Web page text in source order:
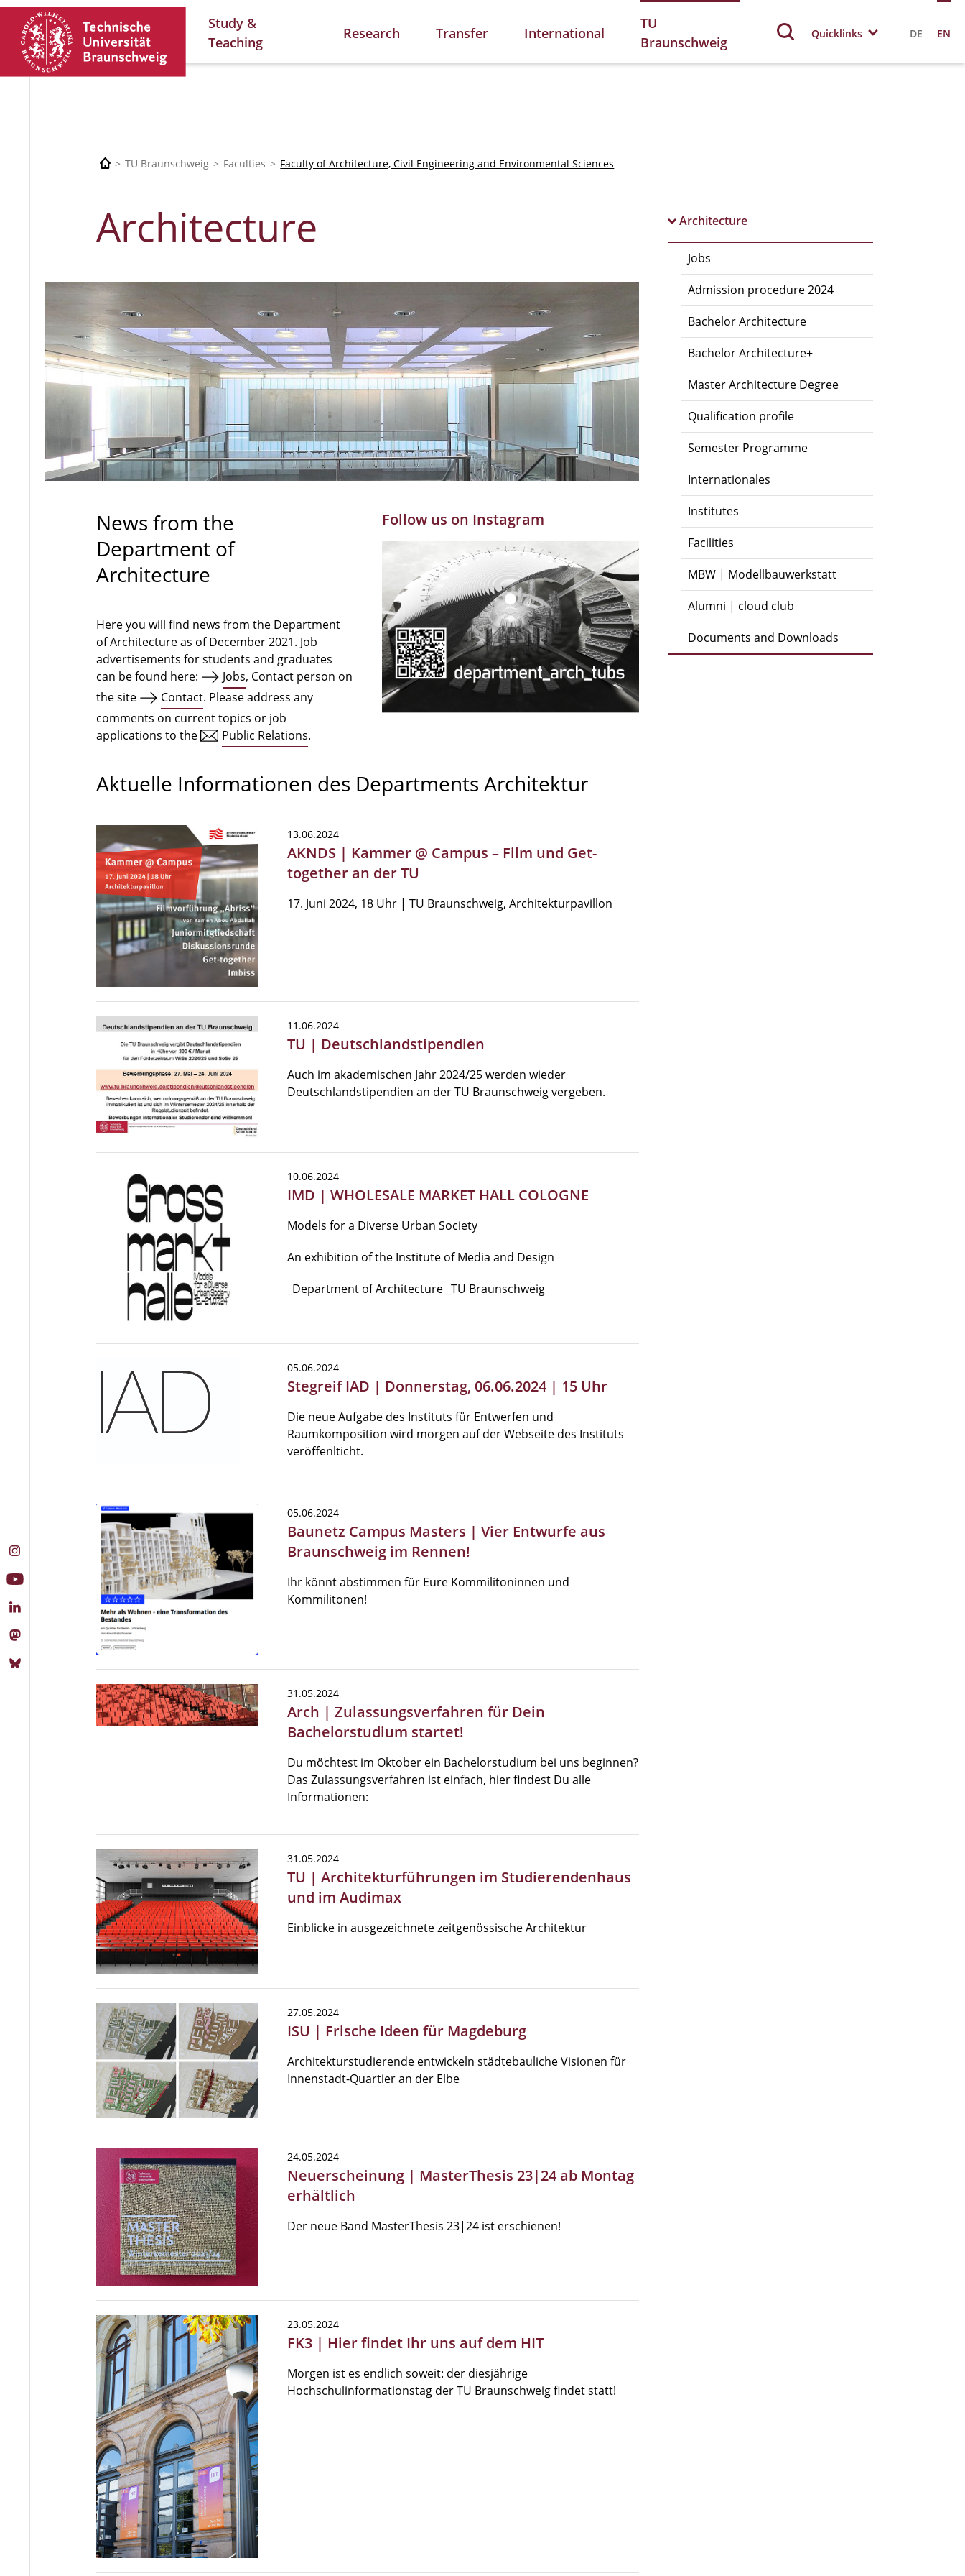
Study &
Teaching
Research Transfer International
TU
Braunschweig
Quicklinks DE EN
TU Braunschweig Faculties Faculty of Architecture, Civil Engineering and Environmental Sciences
Architecture
Jobs
Admission procedure 2024
Bachelor Architecture
Bachelor Architecture+
Master Architecture Degree
Qualification profile
Semester Programme
Internationales
Institutes
Facilities
MBW | Modellbauwerkstatt
Alumni | cloud club
Documents and Downloads
Architecture
News from the
Department of
Architecture
Here you will find news from the Department
of Architecture as of December 2021. Job
advertisements for students and graduates
can be found here:
Jobs, Contact person on
the site
Contact. Please address any
comments on current topics or job
applications to the
Public Relations.
Follow us on Instagram
Aktuelle Informationen des Departments Architektur
13.06.2024
AKNDS | Kammer @ Campus – Film und Get-
together an der TU
17. Juni 2024, 18 Uhr | TU Braunschweig, Architekturpavillon
11.06.2024
TU | Deutschlandstipendien
Auch im akademischen Jahr 2024/25 werden wieder
Deutschlandstipendien an der TU Braunschweig vergeben.
10.06.2024
IMD | WHOLESALE MARKET HALL COLOGNE
Models for a Diverse Urban Society
An exhibition of the Institute of Media and Design
_Department of Architecture _TU Braunschweig
05.06.2024
Stegreif IAD | Donnerstag, 06.06.2024 | 15 Uhr
Die neue Aufgabe des Instituts für Entwerfen und
Raumkomposition wird morgen auf der Webseite des Instituts
veröffenlticht.
05.06.2024
Baunetz Campus Masters | Vier Entwurfe aus
Braunschweig im Rennen!
Ihr könnt abstimmen für Eure Kommilitoninnen und
Kommilitonen!
31.05.2024
Arch | Zulassungsverfahren für Dein
Bachelorstudium startet!
Du möchtest im Oktober ein Bachelorstudium bei uns beginnen?
Das Zulassungsverfahren ist einfach, hier findest Du alle
Informationen:
31.05.2024
TU | Architekturführungen im Studierendenhaus
und im Audimax
Einblicke in ausgezeichnete zeitgenössische Architektur
27.05.2024
ISU | Frische Ideen für Magdeburg
Architekturstudierende entwickeln städtebauliche Visionen für
Innenstadt-Quartier an der Elbe
24.05.2024
Neuerscheinung | MasterThesis 23|24 ab Montag
erhältlich
Der neue Band MasterThesis 23|24 ist erschienen!
23.05.2024
FK3 | Hier findet Ihr uns auf dem HIT
Morgen ist es endlich soweit: der diesjährige
Hochschulinformationstag der TU Braunschweig findet statt!